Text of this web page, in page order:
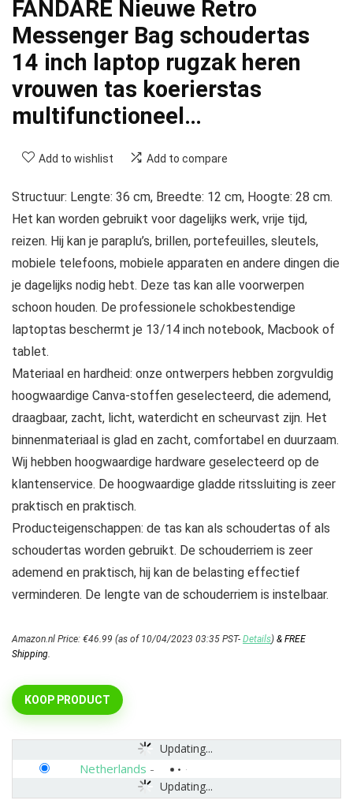
FANDARE Nieuwe Retro
Messenger Bag schoudertas
14 inch laptop rugzak heren
vrouwen tas koerierstas
multifunctioneel…
Add to wishlist Add to compare
Structuur: Lengte: 36 cm, Breedte: 12 cm, Hoogte: 28 cm.
Het kan worden gebruikt voor dagelijks werk, vrije tijd,
reizen. Hij kan je paraplu’s, brillen, portefeuilles, sleutels,
mobiele telefoons, mobiele apparaten en andere dingen die
je dagelijks nodig hebt. Deze tas kan alle voorwerpen
schoon houden. De professionele schokbestendige
laptoptas beschermt je 13/14 inch notebook, Macbook of
tablet.
Materiaal en hardheid: onze ontwerpers hebben zorgvuldig
hoogwaardige Canva-stoffen geselecteerd, die ademend,
draagbaar, zacht, licht, waterdicht en scheurvast zijn. Het
binnenmateriaal is glad en zacht, comfortabel en duurzaam.
Wij hebben hoogwaardige hardware geselecteerd op de
klantenservice. De hoogwaardige gladde ritssluiting is zeer
praktisch en praktisch.
Producteigenschappen: de tas kan als schoudertas of als
schoudertas worden gebruikt. De schouderriem is zeer
ademend en praktisch, hij kan de belasting effectief
verminderen. De lengte van de schouderriem is instelbaar.
Amazon.nl Price: €46.99 (as of 10/04/2023 03:35 PST- Details) & FREE
Shipping.
KOOP PRODUCT
Updating...
Updating...
Netherlands -